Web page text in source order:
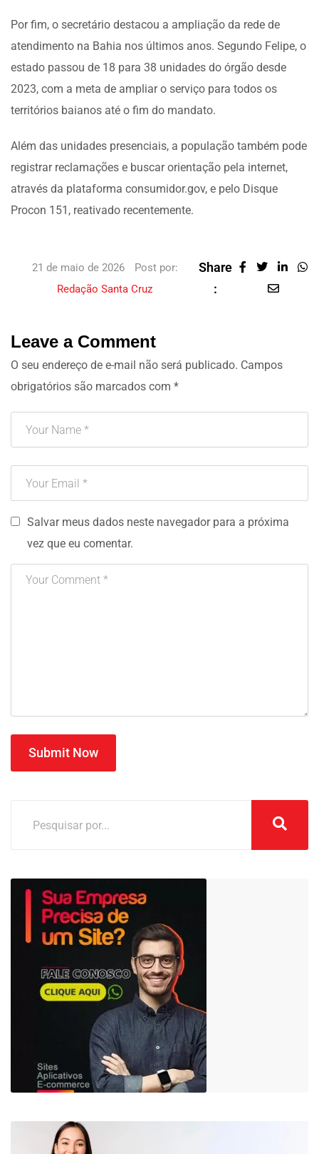
Por fim, o secretário destacou a ampliação da rede de
atendimento na Bahia nos últimos anos. Segundo Felipe, o
estado passou de 18 para 38 unidades do órgão desde
2023, com a meta de ampliar o serviço para todos os
territórios baianos até o fim do mandato.
Além das unidades presenciais, a população também pode
registrar reclamações e buscar orientação pela internet,
através da plataforma consumidor.gov, e pelo Disque
Procon 151, reativado recentemente.
21 de maio de 2026
Post por:
Redação Santa Cruz
Share
:
Leave a Comment
O seu endereço de e-mail não será publicado. Campos
obrigatórios são marcados com *
Salvar meus dados neste navegador para a próxima
vez que eu comentar.
Submit Now